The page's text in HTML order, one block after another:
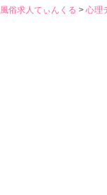
風俗求人てぃんくる > 心理